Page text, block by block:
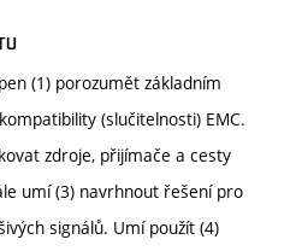
(1) porozumět základním
(slučitelnosti) EMC.
zdroje, přijímače a cesty
umí (3) navrhnout řešení pro
signálů. Umí použít (4)